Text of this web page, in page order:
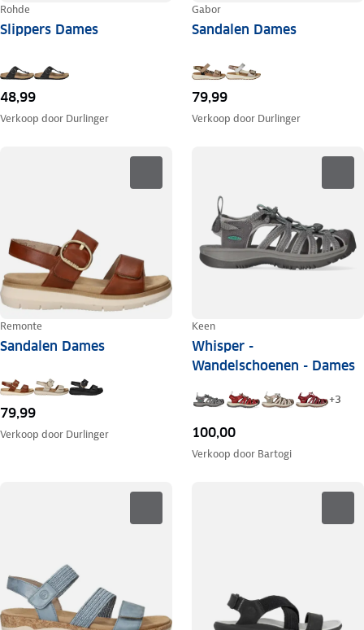
Rohde
Slippers Dames
48,99
Verkoop door Durlinger
Gabor
Sandalen Dames
79,99
Verkoop door Durlinger
Remonte
Sandalen Dames
79,99
Verkoop door Durlinger
Keen
Whisper -
Wandelschoenen - Dames
+3
100,00
Verkoop door Bartogi